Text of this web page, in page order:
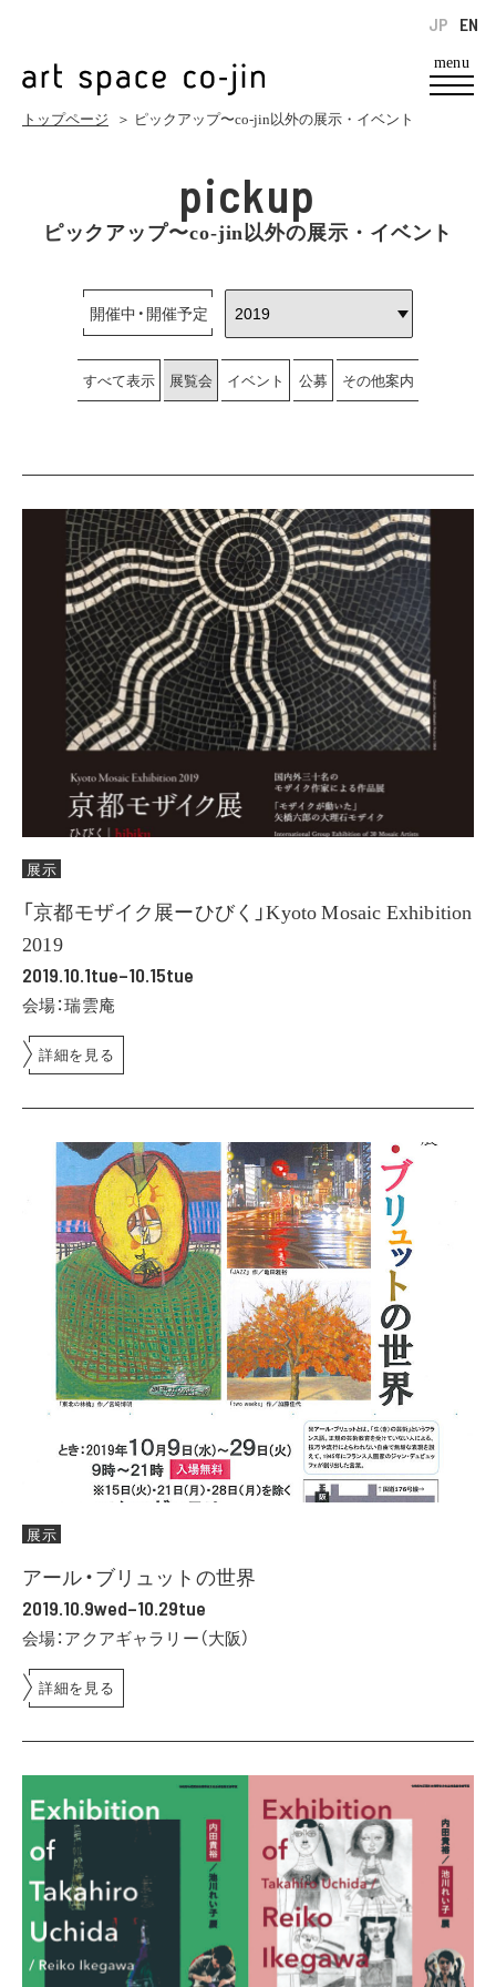
menu
EN
JP
トップページ ＞ ピックアップ〜co-jin以外の展示・イベント
pickup
ピックアップ〜co-jin以外の展示・イベント
開催中・開催予定
すべて表示 展覧会 イベント 公募 その他案内
展示
「京都モザイク展ーひびく」Kyoto Mosaic Exhibition
2019
2019.10.1tue–10.15tue
会場：瑞雲庵
詳細を見る
展示
アール・ブリュットの世界
2019.10.9wed–10.29tue
会場：アクアギャラリー（大阪）
詳細を見る